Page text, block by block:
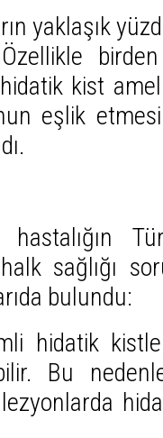
yaklaşık
kist
eşlik
hastalığın
sağlığı
bulundu:
hidatik
Bu